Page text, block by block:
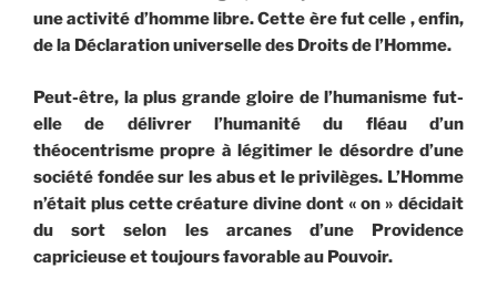
une activité d’homme libre. Cette ère fut celle , enfin,
de la Déclaration universelle des Droits de l’Homme.
Peut-être, la plus grande gloire de l’humanisme fut-
elle de délivrer l’humanité du fléau d’un
théocentrisme propre à légitimer le désordre d’une
société fondée sur les abus et le privilèges. L’Homme
n’était plus cette créature divine dont « on » décidait
du sort selon les arcanes d’une Providence
capricieuse et toujours favorable au Pouvoir.